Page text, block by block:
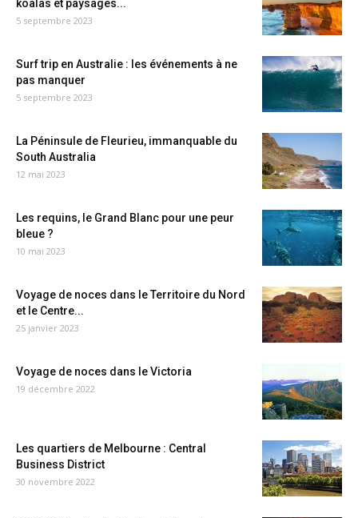
koalas et paysages...
5 septembre 2023
Surf trip en Australie : les événements à ne
pas manquer
5 septembre 2023
La Péninsule de Fleurieu, immanquable du
South Australia
12 mai 2023
Les requins, le Grand Blanc pour une peur
bleue ?
10 mai 2023
Voyage de noces dans le Territoire du Nord
et le Centre...
25 janvier 2023
Voyage de noces dans le Victoria
19 décembre 2022
Les quartiers de Melbourne : Central
Business District
30 novembre 2022